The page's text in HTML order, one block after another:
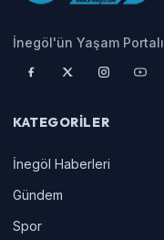
İnegöl'ün Yaşam Portalı
KATEGORILER
İnegöl Haberleri
Gündem
Spor